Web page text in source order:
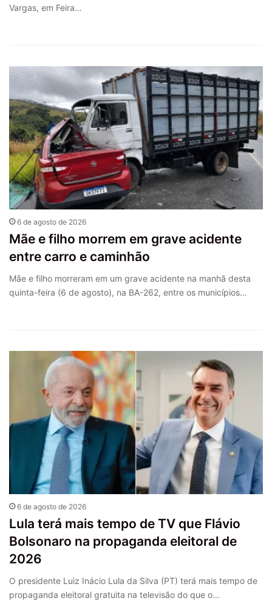
Vargas, em Feira…
6 de agosto de 2026
Mãe e filho morrem em grave acidente
entre carro e caminhão
Mãe e filho morreram em um grave acidente na manhã desta
quinta-feira (6 de agosto), na BA-262, entre os municípios…
6 de agosto de 2026
Lula terá mais tempo de TV que Flávio
Bolsonaro na propaganda eleitoral de
2026
O presidente Luiz Inácio Lula da Silva (PT) terá mais tempo de
propaganda eleitoral gratuita na televisão do que o…